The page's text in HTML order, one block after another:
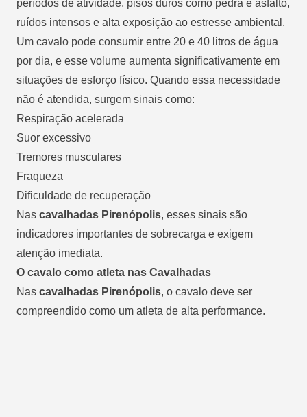
períodos de atividade, pisos duros como pedra e asfalto,
ruídos intensos e alta exposição ao estresse ambiental.
Um cavalo pode consumir entre 20 e 40 litros de água
por dia, e esse volume aumenta significativamente em
situações de esforço físico. Quando essa necessidade
não é atendida, surgem sinais como:
Respiração acelerada
Suor excessivo
Tremores musculares
Fraqueza
Dificuldade de recuperação
Nas cavalhadas Pirenópolis, esses sinais são
indicadores importantes de sobrecarga e exigem
atenção imediata.
O cavalo como atleta nas Cavalhadas
Nas cavalhadas Pirenópolis, o cavalo deve ser
compreendido como um atleta de alta performance.